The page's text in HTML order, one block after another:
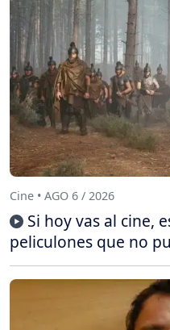
Cine • AGO 6 / 2026
Si hoy vas al cine,
peliculones que no